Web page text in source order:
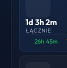
1d 3h 2m
ŁĄCZNIE
26h 45m